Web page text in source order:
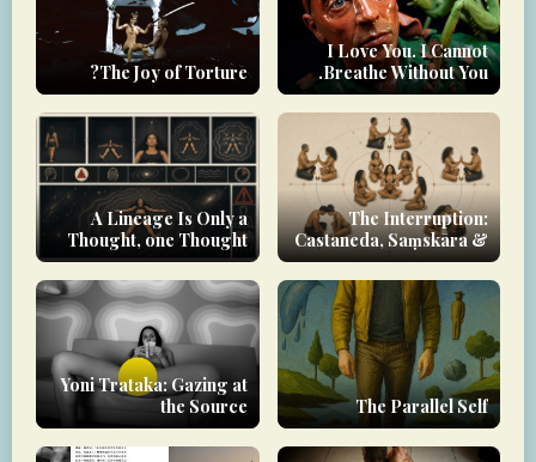
I Love You. I Cannot
Breathe Without You.
The Joy of Torture?
The Interruption:
Castaneda, Saṃskāra &
the Yoginī as Rupture-
Agent
A Lineage Is Only a
Thought, one Thought
The Parallel Self
Yoni Trataka: Gazing at
the Source